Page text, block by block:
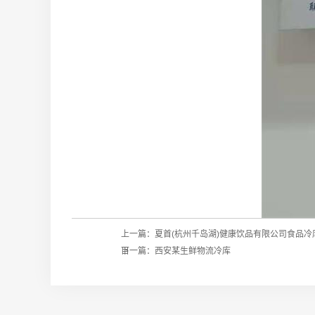
上一篇： 夏首(杭州千岛湖)健康饮品有限公司食品冷
目
下一篇： 西安某生鲜物流冷库